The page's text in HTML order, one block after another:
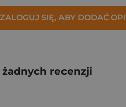
ZALOGUJ SIĘ, ABY DODAĆ
recenzji